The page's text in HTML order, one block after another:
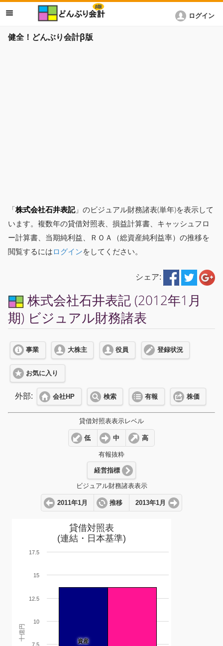
健全！どんぶり会計β版
ログイン
「株式会社石井表記」のビジュアル財務諸表(単年)を表示して
います。複数年の貸借対照表、損益計算書、キャッシュフロ
ー計算書、当期純利益、ＲＯＡ（総資産純利益率）の推移を
閲覧するにはログインをしてください。
シェア:
株式会社石井表記 (2012年1月
期) ビジュアル財務諸表
事業 大株主 役員 登録状況
お気に入り
外部: 会社HP 検索 有報 株価
貸借対照表表示レベル
低 中 高
有報抜粋
経営指標
ビジュアル財務諸表表示
2011年1月 推移 2013年1月
十億円
貸借対照表
(連結・日本基準)
資産
10
15
7.5
12.5
17.5